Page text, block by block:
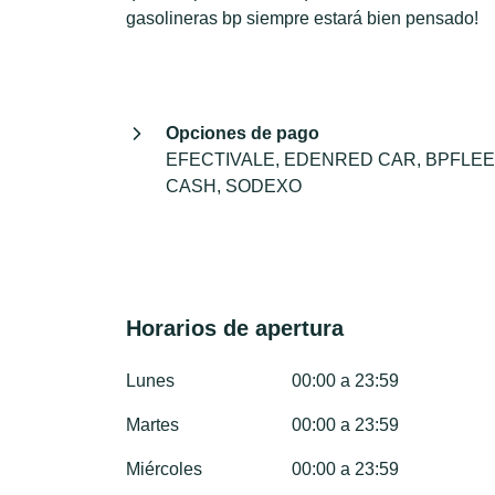
gasolineras bp siempre estará bien pensado!
Opciones de pago
EFECTIVALE, EDENRED CAR,
CASH, SODEXO
Horarios de apertura
Lunes 00:00 a 23:59
Martes 00:00 a 23:59
Miércoles 00:00 a 23:59